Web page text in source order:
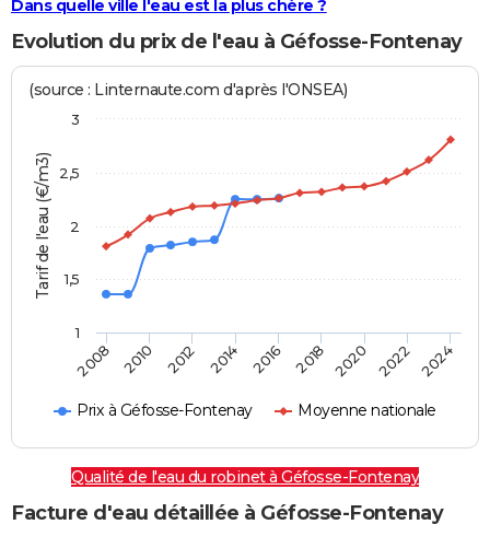
Dans quelle ville l'eau est la plus chère ?
Evolution du prix de l'eau à Géfosse-Fontenay
Tarif de l'eau (€/m3)
(source : Linternaute.com d'après l'ONSEA)
Prix à Géfosse-Fontenay Moyenne nationale
2008 2010 2012 2014 2016 2018 2020 2022 2024
1
1,5
2
2,5
3
Qualité de l'eau du robinet à Géfosse-Fontenay
Facture d'eau détaillée à Géfosse-Fontenay